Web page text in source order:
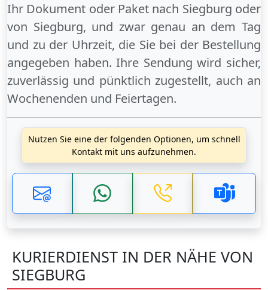
Ihr Dokument oder Paket nach Siegburg oder
von Siegburg, und zwar genau an dem Tag
und zu der Uhrzeit, die Sie bei der Bestellung
angegeben haben. Ihre Sendung wird sicher,
zuverlässig und pünktlich zugestellt, auch an
Wochenenden und Feiertagen.
Nutzen Sie eine der folgenden Optionen, um schnell
Kontakt mit uns aufzunehmen.
KURIERDIENST IN DER NÄHE VON
SIEGBURG